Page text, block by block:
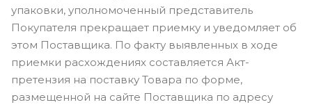
упаковки, уполномоченный представитель
Покупателя прекращает приемку и уведомляет об
этом Поставщика. По факту выявленных в ходе
приемки расхождениях составляется Акт-
претензия на поставку Товара по форме,
размещенной на сайте Поставщика по адресу